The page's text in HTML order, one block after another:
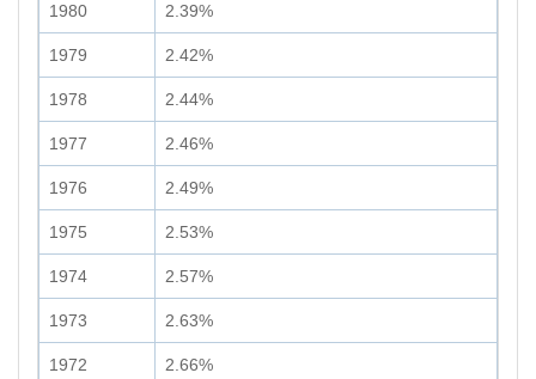
1980 2.39%
1979 2.42%
1978 2.44%
1977 2.46%
1976 2.49%
1975 2.53%
1974 2.57%
1973 2.63%
1972 2.66%